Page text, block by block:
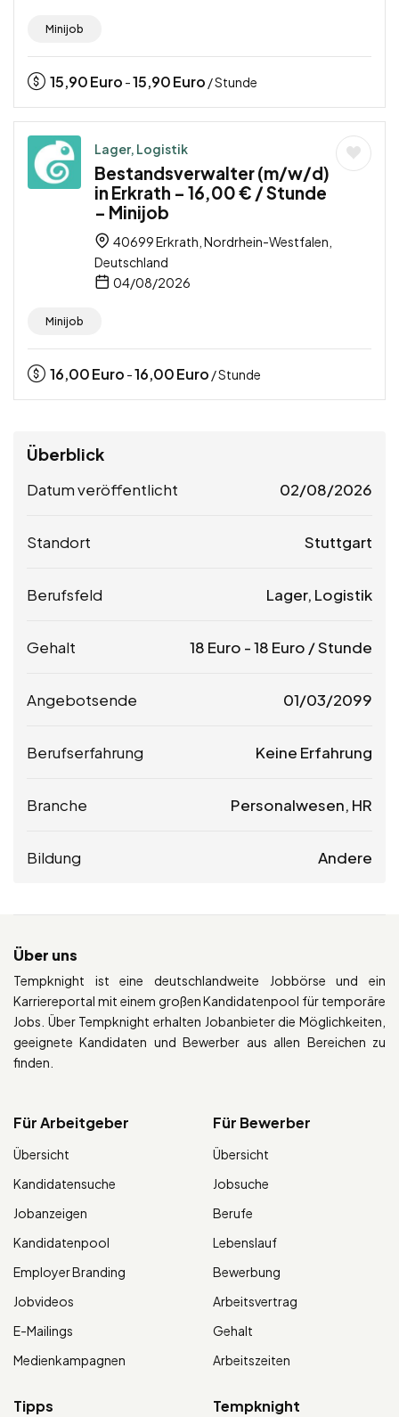
Minijob
15,90Euro -15,90Euro / Stunde
Lager, Logistik
Bestandsverwalter (m/w/d)
in Erkrath – 16,00 € / Stunde
– Minijob
40699 Erkrath, Nordrhein-Westfalen,
Deutschland
04/08/2026
Minijob
16,00Euro -16,00Euro / Stunde
Überblick
Datum veröffentlicht 02/08/2026
Standort Stuttgart
Berufsfeld Lager, Logistik
Gehalt 18 Euro -18 Euro / Stunde
Angebotsende 01/03/2099
Berufserfahrung Keine Erfahrung
Branche Personalwesen, HR
Bildung Andere
Über uns
Tempknight ist eine deutschlandweite Jobbörse und ein
Karriereportal mit einem großen Kandidatenpool für temporäre
Jobs. Über Tempknight erhalten Jobanbieter die Möglichkeiten,
geeignete Kandidaten und Bewerber aus allen Bereichen zu
finden.
Für Arbeitgeber
Übersicht
Kandidatensuche
Jobanzeigen
Kandidatenpool
Employer Branding
Jobvideos
E-Mailings
Medienkampagnen
Für Bewerber
Übersicht
Jobsuche
Berufe
Lebenslauf
Bewerbung
Arbeitsvertrag
Gehalt
Arbeitszeiten
Tipps Tempknight